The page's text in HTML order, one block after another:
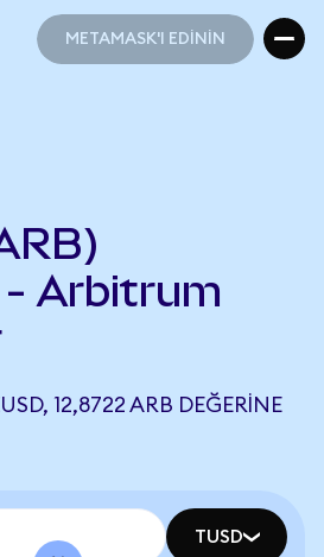
METAMASK'I EDİNİN
- Arbitrum
12,8722 ARB DEĞERINE
TUSD